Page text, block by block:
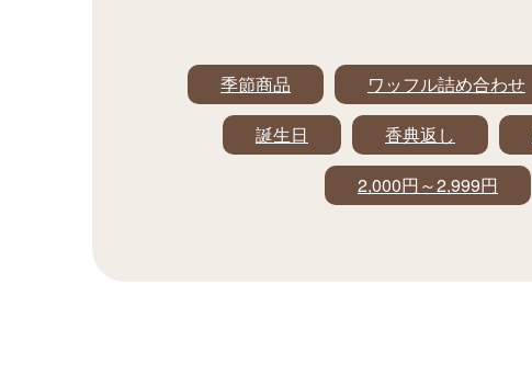
季節商品 ワッフル詰め合わせ
誕生日
香典返し
2,000円～2,999円